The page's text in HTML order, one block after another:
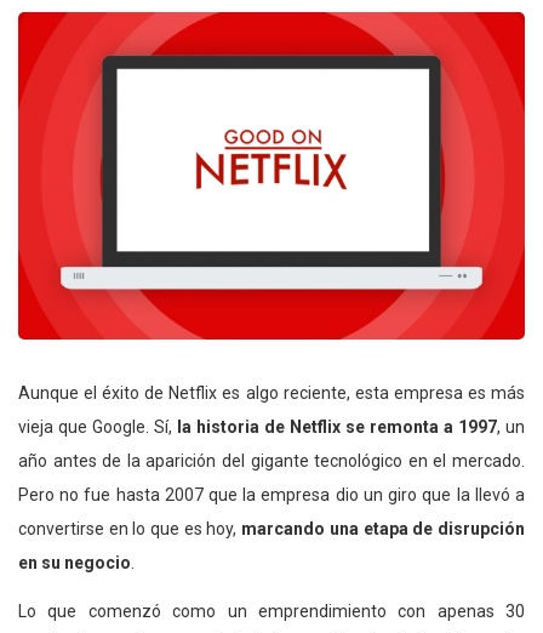
Aunque el éxito de Netflix es algo reciente, esta empresa es más
vieja que Google. Sí, la historia de Netflix se remonta a 1997, un
año antes de la aparición del gigante tecnológico en el mercado.
Pero no fue hasta 2007 que la empresa dio un giro que la llevó a
convertirse en lo que es hoy, marcando una etapa de disrupción
en su negocio
Lo que comenzó como un emprendimiento con apenas 30